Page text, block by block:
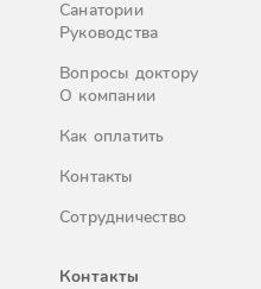
Санатории
Руководства
Вопросы доктору
О компании
Как оплатить
Контакты
Сотрудничество
Контакты